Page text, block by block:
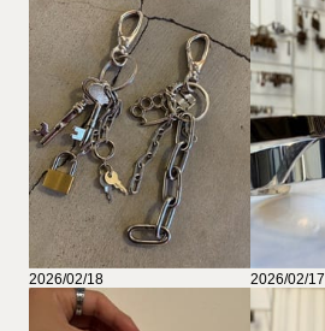
2026/02/18 2026/02/17